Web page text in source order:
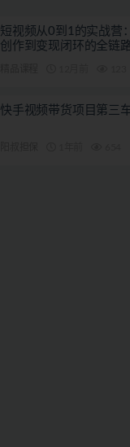
短视频从0到1的实战营
创作到变现闭环的全链
快手视频带货项目第三